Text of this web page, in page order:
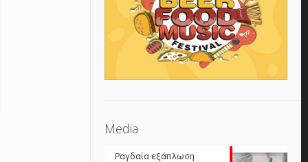
Media
Ραγδαία εξάπλωση